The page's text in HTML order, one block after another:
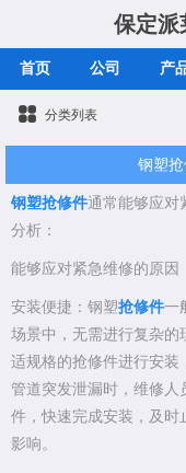
保定派
首页 公司 产
分类列表
钢塑
钢塑抢修件通常能够应对
分析：
能够应对紧急维修的原因
安装便捷：钢塑抢修件一
场景中，无需进行复杂的
适规格的抢修件进行安装
管道突发泄漏时，维修
件，快速完成安装，及时
影响。